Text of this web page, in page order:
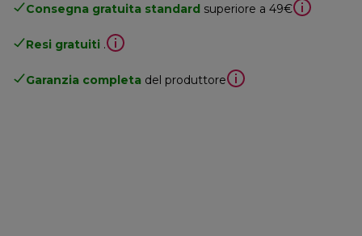
Consegna gratuita standard superiore a 49€
Resi gratuiti .
Garanzia completa del produttore